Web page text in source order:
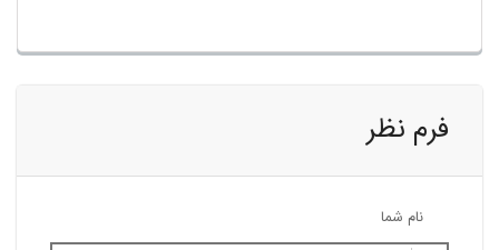
فرم نظر
نام شما